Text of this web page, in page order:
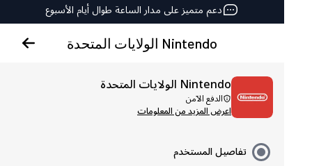
تقييم +4.5 على متجر Google Play وApp Store
شحن فوري وتوصيل
أفضل العروض على ألعابك المفضلة
دعم متميز على مدار الساعة طوال أيام الأسبوع
تقييم +4.5 على متجر Google Play وApp Store
Nintendo الولايات المتحدة
Nintendo الولايات المتحدة
الدفع الآمن
اعرض المزيد من المعلومات
تفاصيل المستخدم